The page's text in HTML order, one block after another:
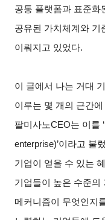
공통 플랫폼과 표준화
공유된 가치체계와 기
이뤄지고 있었다.
이 글에서 나는 거대
이루는 몇 개의 근간
팔미사노CEO는 이를
enterprise)’이라고 불
기업이 얻을 수 있는
기업들이 높은 수준의
메커니즘이 무엇인지